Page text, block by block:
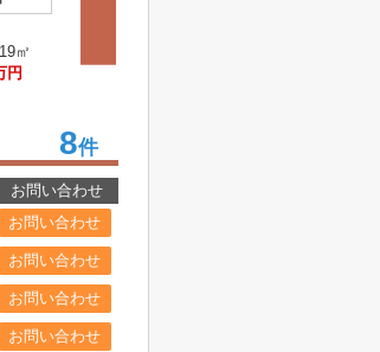
㎡
円
8件
お問い合わせ
お問い合わせ
お問い合わせ
お問い合わせ
お問い合わせ